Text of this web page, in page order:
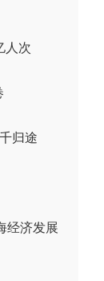
人次
归途
经济发展